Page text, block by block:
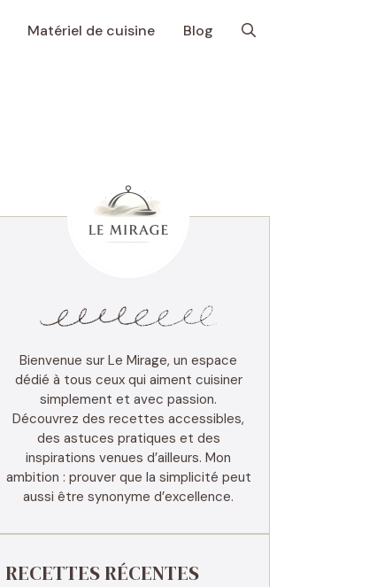
Matériel de cuisine Blog
Bienvenue sur Le Mirage, un espace
dédié à tous ceux qui aiment cuisiner
simplement et avec passion.
Découvrez des recettes accessibles,
des astuces pratiques et des
inspirations venues d’ailleurs. Mon
ambition : prouver que la simplicité peut
aussi être synonyme d’excellence.
RECETTES RÉCENTES